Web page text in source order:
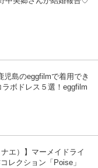
児島のeggfilmで着用でき
ボドレス５選！eggfilm
エ）】マーメイドライ
レクション「Poise」